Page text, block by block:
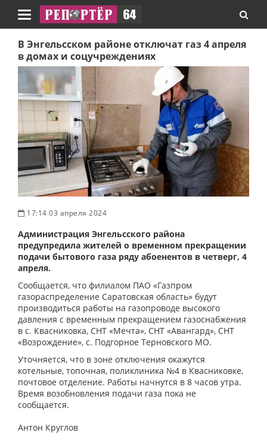
Навигация
В Энгельсском районе отключат газ 4 апреля
в домах и соцучреждениях
17:14 03 апреля 2024
Администрация Энгельсского района
предупредила жителей о временном прекращении
подачи бытового газа ряду абоенентов в четверг, 4
апреля.
Сообщается, что филиалом ПАО «Газпром
газораспределение Саратовская область» будут
производиться работы на газопроводе высокого
давления с временным прекращением газоснабжения
в с. Квасниковка, СНТ «Мечта», СНТ «Авангард», СНТ
«Возрождение», с. Подгорное Терновского МО.
Уточняется, что в зоне отключения окажутся
котельные, топочная, поликлиника №4 в Квасниковке,
почтовое отделение. Работы начнутся в 8 часов утра.
Время возобновления подачи газа пока не
сообщается.
Антон Круглов